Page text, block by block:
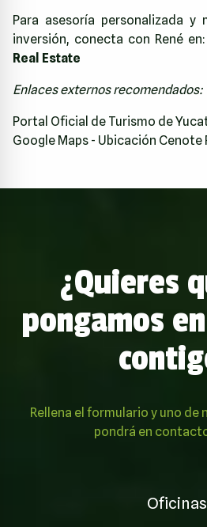
Para asesoría personalizada y
inversión, conecta con René
Real Estate
Enlaces externos recomendados:
Portal Oficial de Turismo de
Google Maps - Ubicación Cenote
¿Quieres
pongamos
Rellena el formulario y uno de
pondrá en
Oficinas